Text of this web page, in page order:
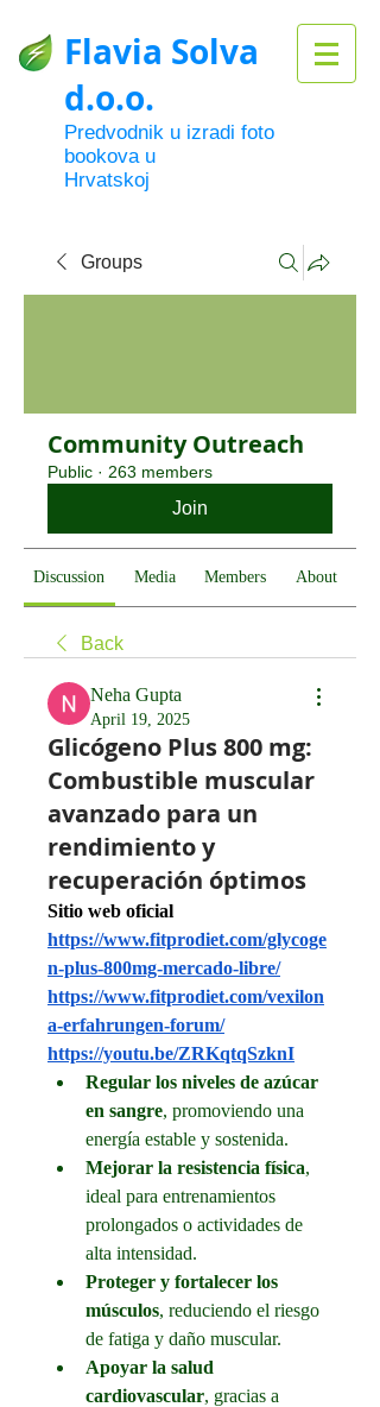
Flavia Solva
d.o.o.
Predvodnik u izradi foto
bookova u
Hrvatskoj
Groups
Community Outreach
Public · 263 members
Join
Discussion Media Members About
Back
Neha Gupta
April 19, 2025
Glicógeno Plus 800 mg:
Combustible muscular
avanzado para un
rendimiento y
recuperación óptimos
Sitio web oficial
https://www.fitprodiet.com/glycoge
n-plus-800mg-mercado-libre/
https://www.fitprodiet.com/vexilon
a-erfahrungen-forum/
https://youtu.be/ZRKqtqSzknI
Regular los niveles de azúcar
en sangre, promoviendo una
energía estable y sostenida.
Mejorar la resistencia física,
ideal para entrenamientos
prolongados o actividades de
alta intensidad.
Proteger y fortalecer los
músculos, reduciendo el riesgo
de fatiga y daño muscular.
Apoyar la salud
cardiovascular, gracias a